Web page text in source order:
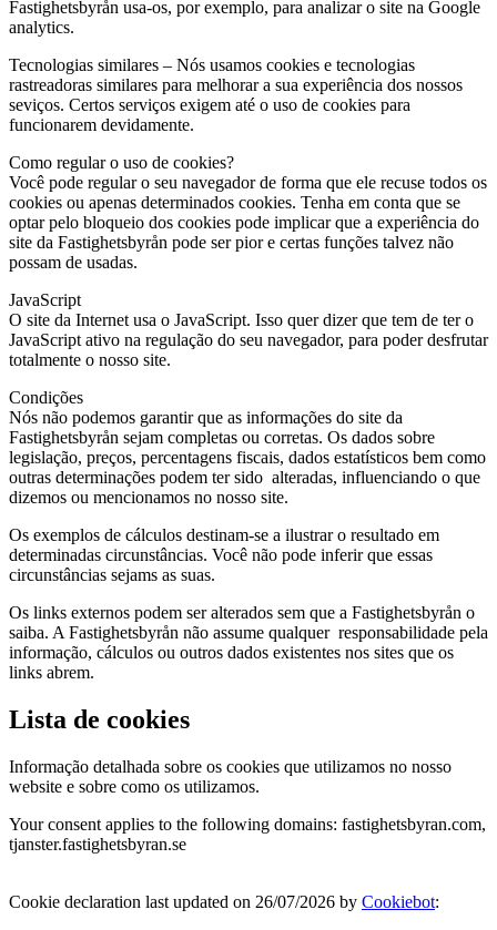
Fastighetsbyrån usa-os, por exemplo, para analizar o site na Google
analytics.
Tecnologias similares – Nós usamos cookies e tecnologias
rastreadoras similares para melhorar a sua experiência dos nossos
seviços. Certos serviços exigem até o uso de cookies para
funcionarem devidamente.
Como regular o uso de cookies?
Você pode regular o seu navegador de forma que ele recuse todos os
cookies ou apenas determinados cookies. Tenha em conta que se
optar pelo bloqueio dos cookies pode implicar que a experiência do
site da Fastighetsbyrån pode ser pior e certas funções talvez não
possam de usadas.
JavaScript
O site da Internet usa o JavaScript. Isso quer dizer que tem de ter o
JavaScript ativo na regulação do seu navegador, para poder desfrutar
totalmente o nosso site.
Condições
Nós não podemos garantir que as informações do site da
Fastighetsbyrån sejam completas ou corretas. Os dados sobre
legislação, preços, percentagens fiscais, dados estatísticos bem como
outras determinações podem ter sido alteradas, influenciando o que
dizemos ou mencionamos no nosso site.
Os exemplos de cálculos destinam-se a ilustrar o resultado em
determinadas circunstâncias. Você não pode inferir que essas
circunstâncias sejams as suas.
Os links externos podem ser alterados sem que a Fastighetsbyrån o
saiba. A Fastighetsbyrån não assume qualquer responsabilidade pela
informação, cálculos ou outros dados existentes nos sites que os
links abrem.
Lista de cookies
Informação detalhada sobre os cookies que utilizamos no nosso
website e sobre como os utilizamos.
Your consent applies to the following domains: fastighetsbyran.com,
tjanster.fastighetsbyran.se
Cookie declaration last updated on 26/07/2026 by Cookiebot: